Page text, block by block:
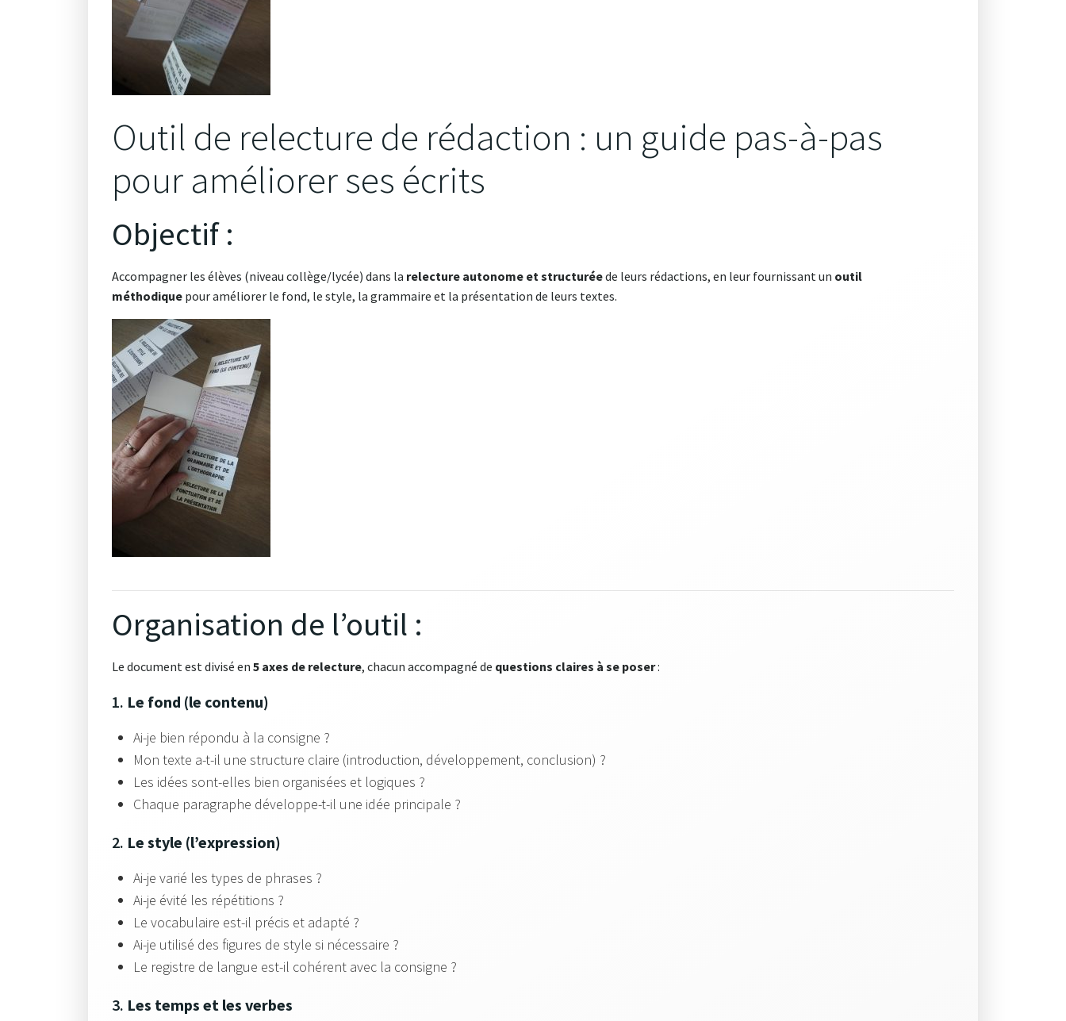
Outil de relecture de rédaction : un guide pas-à-pas
pour améliorer ses écrits
Objectif :
Accompagner les élèves (niveau collège/lycée) dans la relecture autonome et structuréede leurs rédactions, en leur fournissant un outil
méthodique pour améliorer le fond, le style, la grammaire et la présentation de leurs textes.
Organisation de l’outil :
Le document est divisé en 5 axes de relecture, chacun accompagné de questions claires à se poser:
1. Le fond (le contenu)
Ai-je bien répondu à la consigne ?
Mon texte a-t-il une structure claire (introduction, développement, conclusion) ?
Les idées sont-elles bien organisées et logiques ?
Chaque paragraphe développe-t-il une idée principale ?
2. Le style (l’expression)
Ai-je varié les types de phrases ?
Ai-je évité les répétitions ?
Le vocabulaire est-il précis et adapté ?
Ai-je utilisé des figures de style si nécessaire ?
Le registre de langue est-il cohérent avec la consigne ?
3. Les temps et les verbes